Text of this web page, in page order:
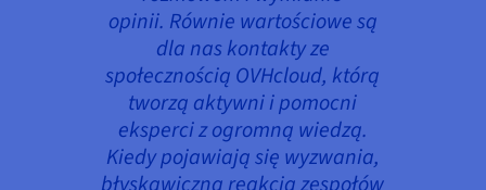
opinii. Równie wartościowe są
dla nas kontakty ze
społecznością OVHcloud, którą
tworzą aktywni i pomocni
eksperci z ogromną wiedzą.
Kiedy pojawiają się wyzwania,